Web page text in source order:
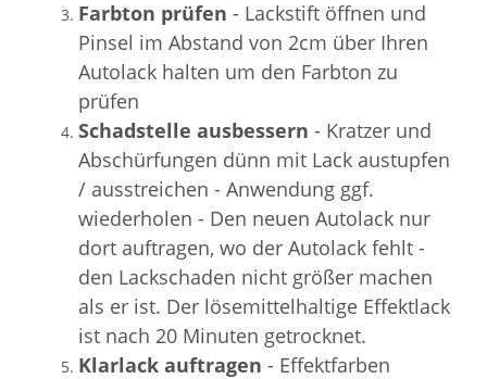
Farbton prüfen - Lackstift öffnen und
Pinsel im Abstand von 2cm über Ihren
Autolack halten um den Farbton zu
prüfen
Schadstelle ausbessern - Kratzer und
Abschürfungen dünn mit Lack austupfen
/ ausstreichen - Anwendung ggf.
wiederholen - Den neuen Autolack nur
dort auftragen, wo der Autolack fehlt -
den Lackschaden nicht größer machen
als er ist. Der lösemittelhaltige Effektlack
ist nach 20 Minuten getrocknet.
Klarlack auftragen - Effektfarben